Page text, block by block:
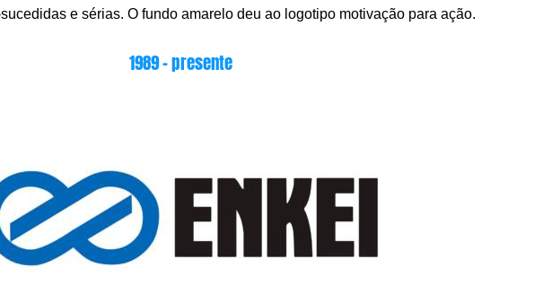
e sérias. O fundo amarelo deu ao logotipo motivação para ação.
1989 – presente